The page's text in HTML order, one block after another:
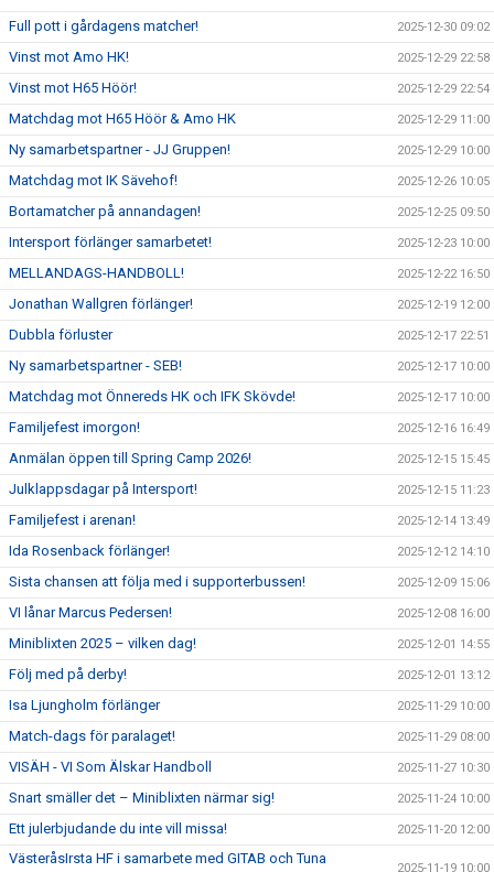
Full pott i gårdagens matcher! 2025-12-30 09:02
Vinst mot Amo HK! 2025-12-29 22:58
Vinst mot H65 Höör! 2025-12-29 22:54
Matchdag mot H65 Höör & Amo HK 2025-12-29 11:00
Ny samarbetspartner - JJ Gruppen! 2025-12-29 10:00
Matchdag mot IK Sävehof! 2025-12-26 10:05
Bortamatcher på annandagen! 2025-12-25 09:50
Intersport förlänger samarbetet! 2025-12-23 10:00
MELLANDAGS-HANDBOLL! 2025-12-22 16:50
Jonathan Wallgren förlänger! 2025-12-19 12:00
Dubbla förluster 2025-12-17 22:51
Ny samarbetspartner - SEB! 2025-12-17 10:00
Matchdag mot Önnereds HK och IFK Skövde! 2025-12-17 10:00
Familjefest imorgon! 2025-12-16 16:49
Anmälan öppen till Spring Camp 2026! 2025-12-15 15:45
Julklappsdagar på Intersport! 2025-12-15 11:23
Familjefest i arenan! 2025-12-14 13:49
Ida Rosenback förlänger! 2025-12-12 14:10
Sista chansen att följa med i supporterbussen! 2025-12-09 15:06
VI lånar Marcus Pedersen! 2025-12-08 16:00
Miniblixten 2025 – vilken dag! 2025-12-01 14:55
Följ med på derby! 2025-12-01 13:12
Isa Ljungholm förlänger 2025-11-29 10:00
Match-dags för paralaget! 2025-11-29 08:00
VISÄH - VI Som Älskar Handboll 2025-11-27 10:30
Snart smäller det – Miniblixten närmar sig! 2025-11-24 10:00
Ett julerbjudande du inte vill missa! 2025-11-20 12:00
VästeråsIrsta HF i samarbete med GITAB och Tuna
2025-11-19 10:00